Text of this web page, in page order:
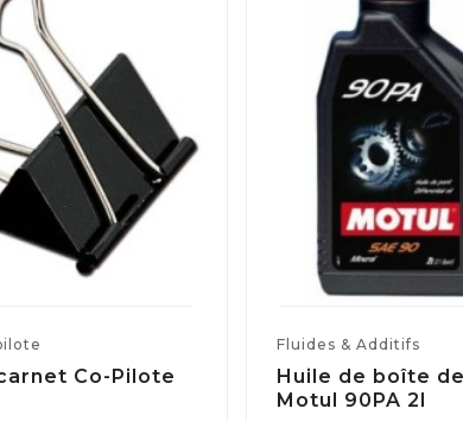
Co-Pilote
Fluides & Additifs
Huile de boîte
Motul 90PA 2l